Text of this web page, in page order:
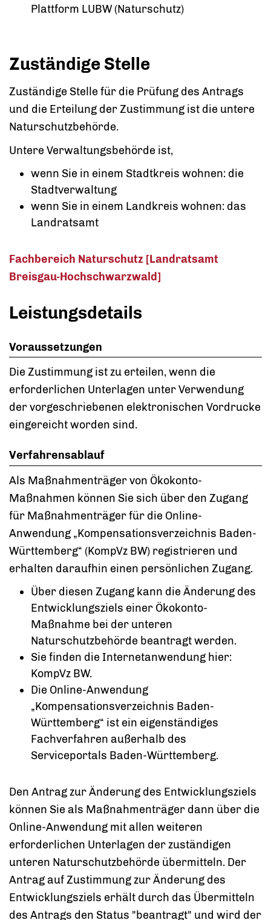
Plattform LUBW (Naturschutz)
Zuständige Stelle
Zuständige Stelle für die Prüfung des Antrags
und die Erteilung der Zustimmung ist die untere
Naturschutzbehörde.
Untere Verwaltungsbehörde ist,
wenn Sie in einem Stadtkreis wohnen: die
Stadtverwaltung
wenn Sie in einem Landkreis wohnen: das
Landratsamt
Fachbereich Naturschutz [Landratsamt
Breisgau-Hochschwarzwald]
Leistungsdetails
Voraussetzungen
Die Zustimmung ist zu erteilen, wenn die
erforderlichen Unterlagen unter Verwendung
der vorgeschriebenen elektronischen Vordrucke
eingereicht worden sind.
Verfahrensablauf
Als Maßnahmenträger von Ökokonto-
Maßnahmen können Sie sich über den Zugang
für Maßnahmenträger für die Online-
Anwendung „Kompensationsverzeichnis Baden-
Württemberg“ (KompVz BW) registrieren und
erhalten daraufhin einen persönlichen Zugang.
Über diesen Zugang kann die Änderung des
Entwicklungsziels einer Ökokonto-
Maßnahme bei der unteren
Naturschutzbehörde beantragt werden.
Sie finden die Internetanwendung hier:
KompVz BW.
Die Online-Anwendung
„Kompensationsverzeichnis Baden-
Württemberg“ ist ein eigenständiges
Fachverfahren außerhalb des
Serviceportals Baden-Württemberg.
Den Antrag zur Änderung des Entwicklungsziels
können Sie als Maßnahmenträger dann über die
Online-Anwendung mit allen weiteren
erforderlichen Unterlagen der zuständigen
unteren Naturschutzbehörde übermitteln. Der
Antrag auf Zustimmung zur Änderung des
Entwicklungsziels erhält durch das Übermitteln
des Antrags den Status "beantragt" und wird der